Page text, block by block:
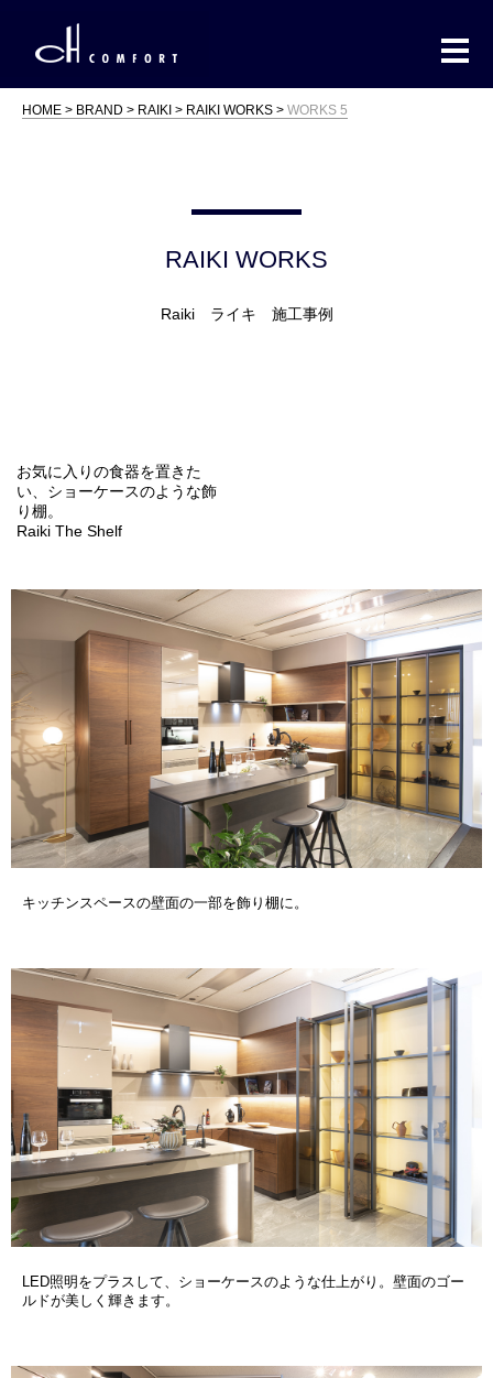
HOME BRAND RAIKI RAIKI WORKS WORKS 5
RAIKI WORKS
Raiki ライキ 施工事例
お気に入りの食器を置きた
い、ショーケースのような飾
り棚。
Raiki The Shelf
キッチンスペースの壁面の一部を飾り棚に。
LED照明をプラスして、ショーケースのような仕上がり。壁面のゴー
ルドが美しく輝きます。